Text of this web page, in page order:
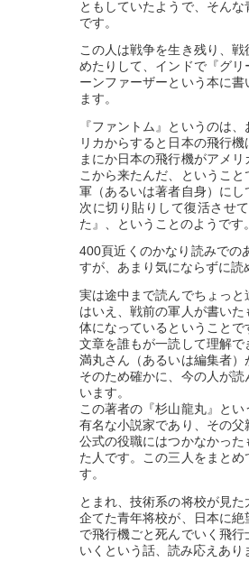
ともしていたようで、そん
です。
この人は戦争を生き残り、
めたりして、インドで『グ
ーンファーザーという本に
ます。
『ファントム』というのは
リカからすると日本の飛行
まにか日本の飛行機がアメ
こから来たんだ、というこ
軍（あるいは著者自身）に
次に切り貼りして復活させ
た』、ということのようです
400頁近くのかなり読みでの
すが、あまり気にならずに読
実は途中まで読んでちょっ
はいえ、戦前の軍人が書い
体になっているということ
文章を誰もが一読して理解
満丸さん（あるいは編集者
そのため確かに、今の人が
います。
この著者の『杉山龍丸』と
有名な小説家であり、その
公式の役職にはつかなかっ
た人です。この三人をまと
す。
とまれ、技術系の将校が見
企てた青年将校が、日本に
で飛行機ごと死んでいく飛
いくという話、読み応えあり